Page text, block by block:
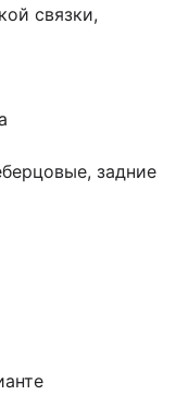
связки,
задние